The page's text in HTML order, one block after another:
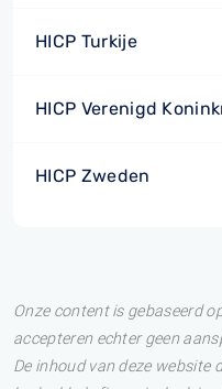
HICP Turkije
HICP Verenigd
HICP Zweden
Onze content is gebaseerd
accepteren echter geen
De inhoud van deze website